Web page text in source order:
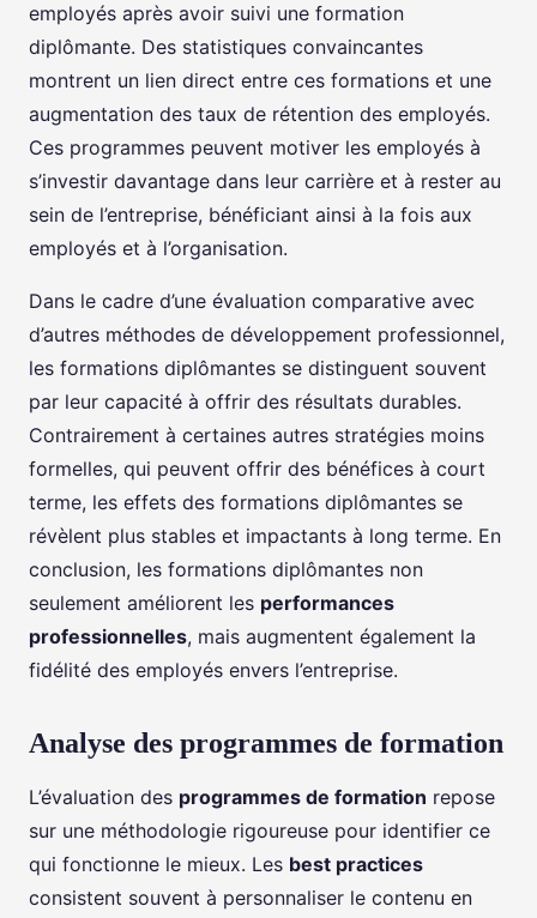
employés après avoir suivi une formation
diplômante. Des statistiques convaincantes
montrent un lien direct entre ces formations et une
augmentation des taux de rétention des employés.
Ces programmes peuvent motiver les employés à
s’investir davantage dans leur carrière et à rester au
sein de l’entreprise, bénéficiant ainsi à la fois aux
employés et à l’organisation.
Dans le cadre d’une évaluation comparative avec
d’autres méthodes de développement professionnel,
les formations diplômantes se distinguent souvent
par leur capacité à offrir des résultats durables.
Contrairement à certaines autres stratégies moins
formelles, qui peuvent offrir des bénéfices à court
terme, les effets des formations diplômantes se
révèlent plus stables et impactants à long terme. En
conclusion, les formations diplômantes non
seulement améliorent les performances
professionnelles, mais augmentent également la
fidélité des employés envers l’entreprise.
Analyse des programmes de formation
L’évaluation des programmes de formation repose
sur une méthodologie rigoureuse pour identifier ce
qui fonctionne le mieux. Les best practices
consistent souvent à personnaliser le contenu en